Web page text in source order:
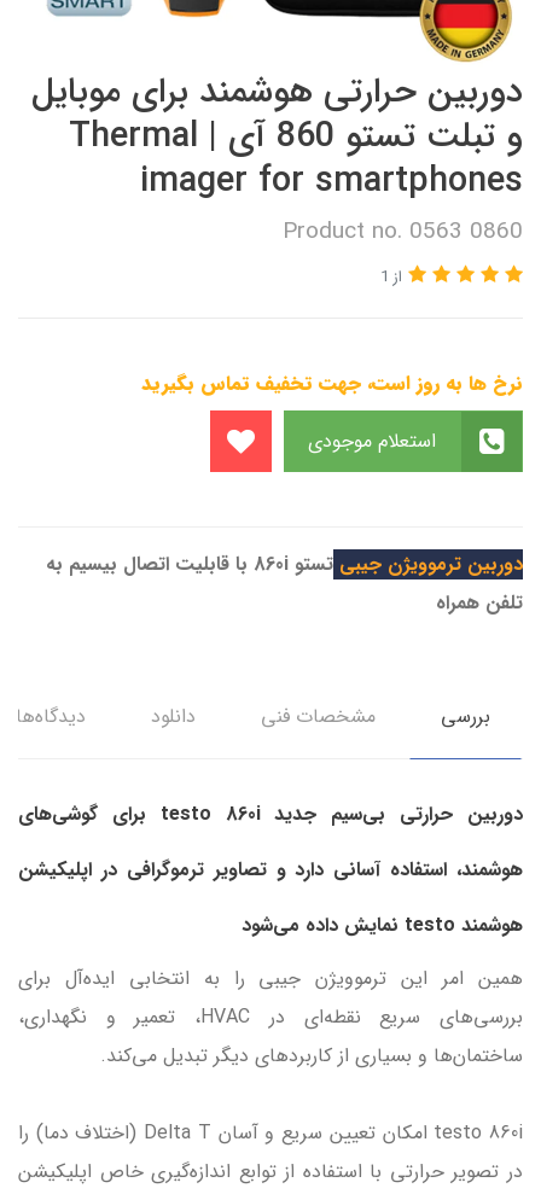
دوربین حرارتی هوشمند برای موبایل
و تبلت تستو 860 آی | Thermal
imager for smartphones
Product no. 0563 0860
از 1
نرخ ها به روز است، جهت تخفیف تماس بگیرید
دوربین ترموویژن جیبی
تستو 860i با قابلیت اتصال بیسیم به
تلفن همراه
بررسی مشخصات فنی دانلود دیدگاه‌ها
دوربین حرارتی بی‌سیم جدید testo 860i برای گوشی‌های
هوشمند، استفاده آسانی دارد و تصاویر ترموگرافی در اپلیکیشن
هوشمند testo نمایش داده می‌شود
همین امر این ترموویژن جیبی را به انتخابی ایده‌آل برای
بررسی‌های سریع نقطه‌ای در HVAC، تعمیر و نگهداری،
ساختمان‌ها و بسیاری از کاربردهای دیگر تبدیل می‌کند.
testo 860i امکان تعیین سریع و آسان Delta T (اختلاف دما) را
در تصویر حرارتی با استفاده از توابع اندازه‌گیری خاص اپلیکیشن